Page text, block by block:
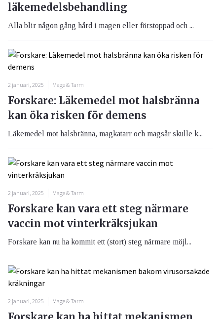
läkemedelsbehandling
Alla blir någon gång hård i magen eller förstoppad och ...
2 januari, 2025 Mage & Tarm
Forskare: Läkemedel mot halsbränna
kan öka risken för demens
Läkemedel mot halsbränna, magkatarr och magsår skulle k...
2 januari, 2025 Mage & Tarm
Forskare kan vara ett steg närmare
vaccin mot vinterkräksjukan
Forskare kan nu ha kommit ett (stort) steg närmare möjl...
2 januari, 2025 Mage & Tarm